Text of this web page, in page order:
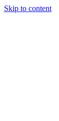
Skip to content